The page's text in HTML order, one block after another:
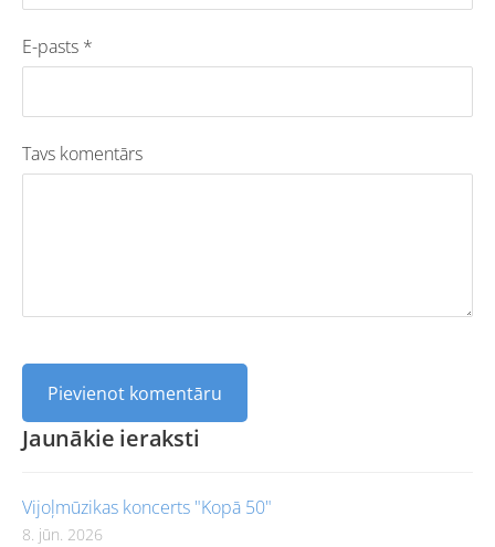
Jaunākie ieraksti
Vijoļmūzikas koncerts "Kopā 50"
8. jūn. 2026
E-pasts *
Tavs komentārs